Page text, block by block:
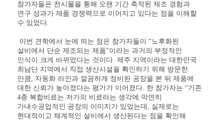
참가자들은 전시물을 통해 오랜 기간 축적된 제조 경험과
연구 성과가 제품 경쟁력으로 이어지고 있다는 점을 이해할
수 있었다.
이번 견학에서 눈에 띄는 점은 참가자들이 “노후화된
설비에서 단순 제조되는 제품”이라는 과거의 부정적인
인식이 크게 바뀌었다는 것이다. 제주 지역이라는 대한민국
최남단 지역에서 직접 생산시설을 확인하기 위해 방문한
만큼, 자동화 라인과 깔끔하게 정비된 공장을 본 뒤 제품에
대한 신뢰가 높아졌다는 평가가 이어졌다. 한 참가자는 “기존
4종 복합비료는 저가의 비료라는 생각에 막연히
가내수공업적인 공장의 이미지가 있었는데 , 실제로는
현대적이고 체계적인 설비에서 생산된다는 점을 확인해